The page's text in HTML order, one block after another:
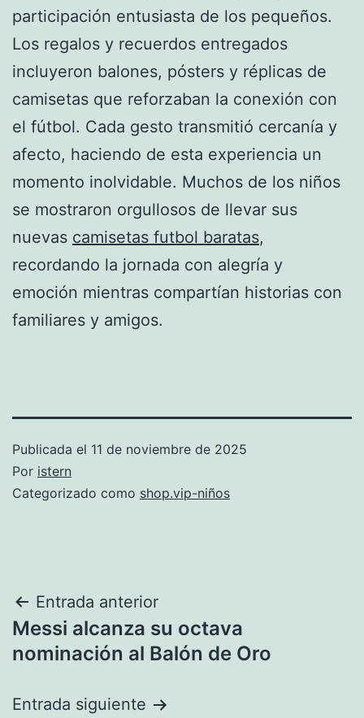
participación entusiasta de los pequeños.
Los regalos y recuerdos entregados
incluyeron balones, pósters y réplicas de
camisetas que reforzaban la conexión con
el fútbol. Cada gesto transmitió cercanía y
afecto, haciendo de esta experiencia un
momento inolvidable. Muchos de los niños
se mostraron orgullosos de llevar sus
nuevas camisetas futbol baratas,
recordando la jornada con alegría y
emoción mientras compartían historias con
familiares y amigos.
Publicada el 11 de noviembre de 2025
Por istern
Categorizado como shop.vip-niños
Navegación
de
Entrada anterior
Messi alcanza su octava
nominación al Balón de Oro
Entrada siguiente